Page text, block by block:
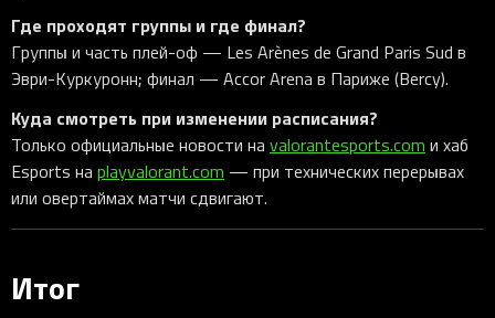
Где проходят группы и где финал?
Группы и часть плей-оф — Les Arènes de Grand Paris Sud в
Эври-Куркуронн; финал — Accor Arena в Париже (Bercy).
Куда смотреть при изменении расписания?
Только официальные новости на valorantesports.com и хаб
Esports на playvalorant.com — при технических перерывах
или овертаймах матчи сдвигают.
Итог